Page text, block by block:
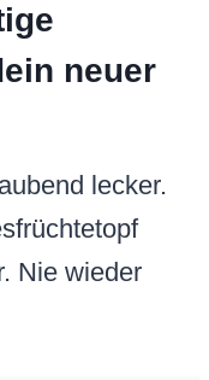
neuer
lecker.
Nie wieder